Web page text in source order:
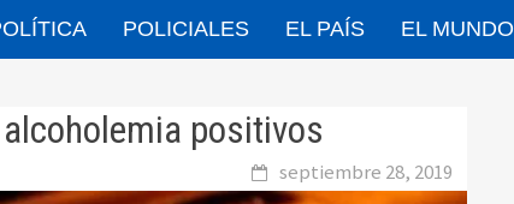
POLICIALES EL PAÍS EL MUNDO
positivos
septiembre 28, 2019